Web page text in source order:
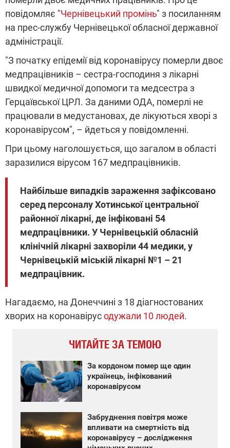
повідомляє "Чернівецький промінь" з посиланням
на прес-службу Чернівецької обласної державної
адміністрації.
"З початку епідемії від коронавірусу померли двоє
медпрацівників – сестра-господиня з лікарні
швидкої медичної допомоги та медсестра з
Герцаївської ЦРЛ. За даними ОДА, померлі не
працювали в медустановах, де лікуються хворі з
коронавірусом", – йдеться у повідомленні.
При цьому наголошується, що загалом в області
заразилися вірусом 167 медпрацівників.
Найбільше випадків зараження зафіксовано
серед персоналу Хотинської центральної
районної лікарні, де інфіковані 54
медпрацівники. У Чернівецькій обласній
клінічній лікарні захворіли 44 медики, у
Чернівецькій міській лікарні №1 – 21
медпрацівник.
Нагадаємо, на Донеччині з 18 діагностованих
хворих на коронавірусодужали 10 людей.
ЧИТАЙТЕ ЗА ТЕМОЮ
За кордоном помер ще один
українець, інфікований
коронавірусом
Забруднення повітря може
впливати на смертність від
коронавірусу – дослідження